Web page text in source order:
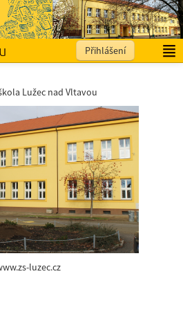
Přihlášení
Lužec nad Vltavou
luzec.cz